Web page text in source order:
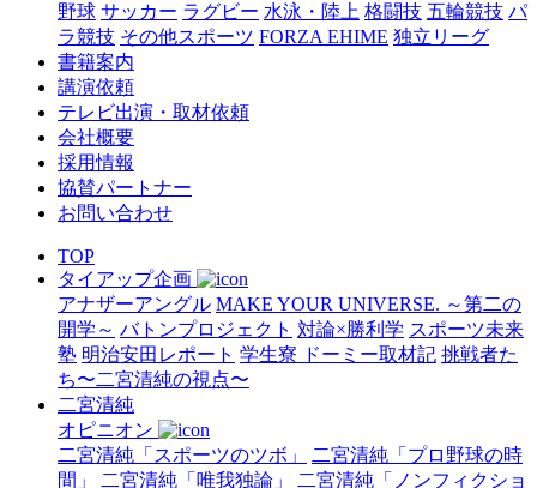
野球 サッカー ラグビー 水泳・陸上 格闘技 五輪競技 パ
ラ競技 その他スポーツ FORZA EHIME 独立リーグ
書籍案内
講演依頼
テレビ出演・取材依頼
会社概要
採用情報
協賛パートナー
お問い合わせ
TOP
タイアップ企画
アナザーアングル MAKE YOUR UNIVERSE. ～第二の
開学～ バトンプロジェクト 対論×勝利学 スポーツ未来
塾 明治安田レポート 学生寮 ドーミー取材記 挑戦者た
ち〜二宮清純の視点〜
二宮清純
オピニオン
二宮清純「スポーツのツボ」
二宮清純「プロ野球の時
間」
二宮清純「唯我独論」
二宮清純「ノンフィクショ